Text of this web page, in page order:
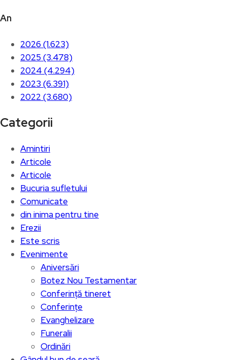
An
2026 (1.623)
2025 (3.478)
2024 (4.294)
2023 (6.391)
2022 (3.680)
Categorii
Amintiri
Articole
Articole
Bucuria sufletului
Comunicate
din inima pentru tine
Erezii
Este scris
Evenimente
Aniversări
Botez Nou Testamentar
Conferință tineret
Conferințe
Evanghelizare
Funeralii
Ordinări